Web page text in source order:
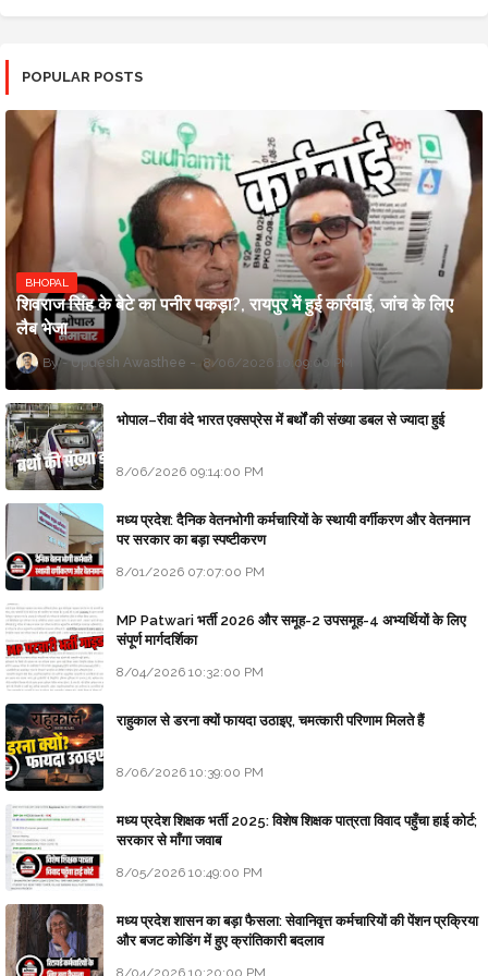
POPULAR POSTS
BHOPAL
शिवराज सिंह के बेटे का पनीर पकड़ा?, रायपुर में हुई कार्रवाई, जांच के लिए
लैब भेजा
Updesh Awasthee 8/06/2026 10:09:00 PM
भोपाल–रीवा वंदे भारत एक्सप्रेस में बर्थों की संख्या डबल से ज्यादा हुई
8/06/2026 09:14:00 PM
मध्य प्रदेश: दैनिक वेतनभोगी कर्मचारियों के स्थायी वर्गीकरण और वेतनमान
पर सरकार का बड़ा स्पष्टीकरण
8/01/2026 07:07:00 PM
MP Patwari भर्ती 2026 और समूह-2 उपसमूह-4 अभ्यर्थियों के लिए
संपूर्ण मार्गदर्शिका
8/04/2026 10:32:00 PM
राहुकाल से डरना क्यों फायदा उठाइए, चमत्कारी परिणाम मिलते हैं
8/06/2026 10:39:00 PM
मध्य प्रदेश शिक्षक भर्ती 2025: विशेष शिक्षक पात्रता विवाद पहुँचा हाई कोर्ट;
सरकार से माँगा जवाब
8/05/2026 10:49:00 PM
मध्य प्रदेश शासन का बड़ा फैसला: सेवानिवृत्त कर्मचारियों की पेंशन प्रक्रिया
और बजट कोडिंग में हुए क्रांतिकारी बदलाव
8/04/2026 10:20:00 PM